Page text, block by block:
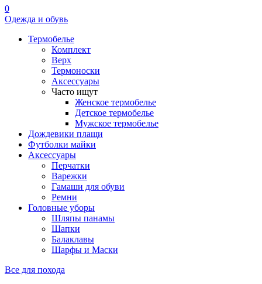
0
Одежда и обувь
Термобелье
Комплект
Верх
Термоноски
Аксессуары
Часто ищут
Женское термобелье
Детское термобелье
Мужское термобелье
Дождевики плащи
Футболки майки
Аксессуары
Перчатки
Варежки
Гамаши для обуви
Ремни
Головные уборы
Шляпы панамы
Шапки
Балаклавы
Шарфы и Маски
Все для похода